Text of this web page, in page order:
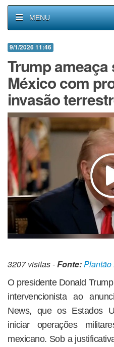
MENU
9/1/2026 11:46
Trump
México com
invasão
3207 visitas -Fonte:Plantão
O presidente Donald
intervencionista ao
News, que os Estados
iniciar operações
mexicano. Sob a